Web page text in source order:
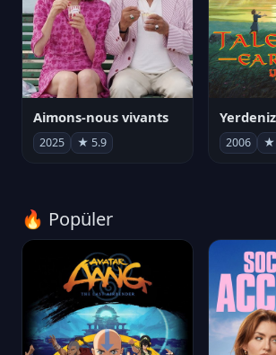
Aimons-nous vivants
2025 ★ 5.9 2006 ★
🔥 Popüler